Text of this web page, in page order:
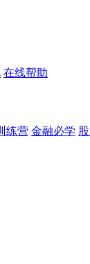
在线帮助
练营 金融必学